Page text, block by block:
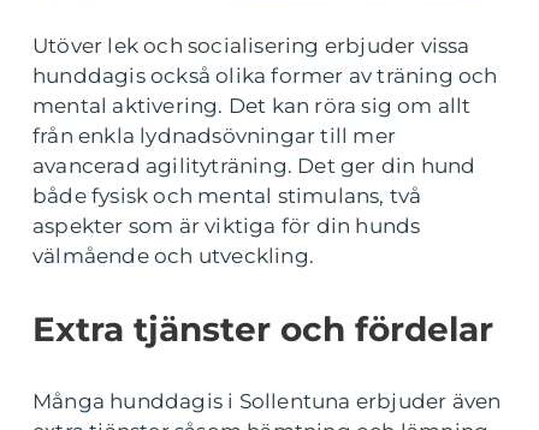
Utöver lek och socialisering erbjuder vissa
hunddagis också olika former av träning och
mental aktivering. Det kan röra sig om allt
från enkla lydnadsövningar till mer
avancerad agilityträning. Det ger din hund
både fysisk och mental stimulans, två
aspekter som är viktiga för din hunds
välmående och utveckling.
Extra tjänster och fördelar
Många hunddagis i Sollentuna erbjuder även